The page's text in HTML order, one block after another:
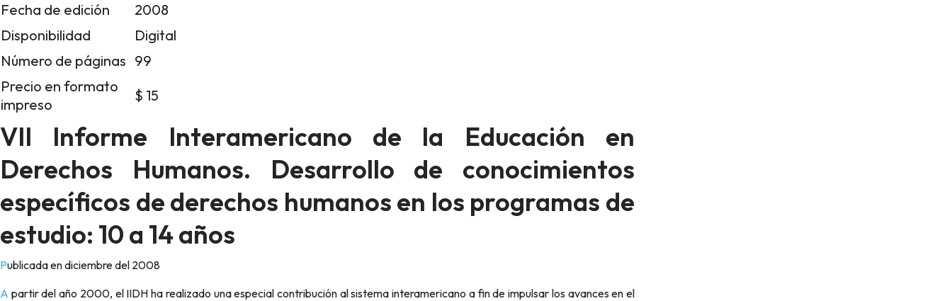
Fecha de edición
2008
Disponibilidad
Digital
Número de páginas 99
Precio en formato
impreso
$ 15
VII Informe Interamericano de la Educación en
Derechos Humanos. Desarrollo de conocimientos
específicos de derechos humanos en los programas de
estudio: 10 a 14 años
Publicada en diciembre del 2008
A partir del año 2000, el IIDH ha realizado una especial contribución al sistema interamericano a fin de impulsar los avances en el